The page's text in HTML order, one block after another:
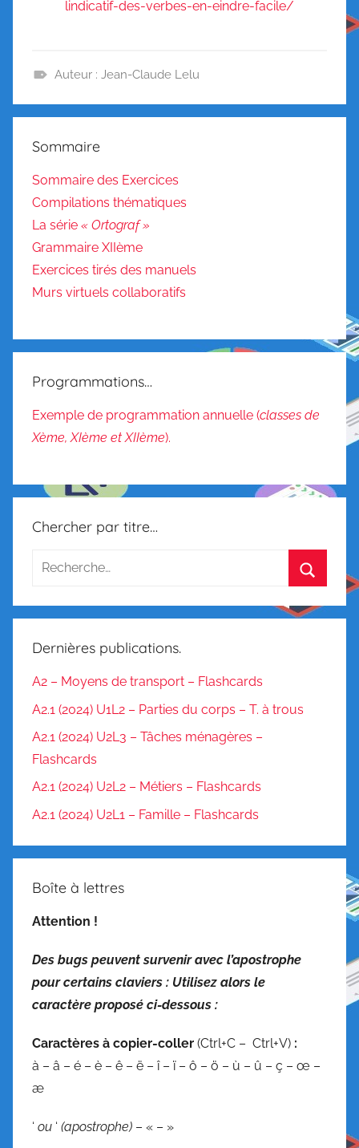
r
m
a
i
r
e
u
g
a
Auteur : Jean-Claude Lelu
Sommaire
Sommaire des Exercices
Compilations thématiques
La série « Ortograf »
Grammaire XIIème
Exercices tirés des manuels
Murs virtuels collaboratifs
Programmations…
Exemple de programmation annuelle (classes de
Xème, XIème et XIIème).
Chercher par titre…
Dernières publications.
A2 – Moyens de transport – Flashcards
A2.1 (2024) U1L2 – Parties du corps – T. à trous
A2.1 (2024) U2L3 – Tâches ménagères –
Flashcards
A2.1 (2024) U2L2 – Métiers – Flashcards
A2.1 (2024) U2L1 – Famille – Flashcards
Boîte à lettres
Attention !
Des bugs peuvent survenir avec l’apostrophe
pour certains claviers : Utilisez alors le
caractère proposé ci-dessous :
Caractères à copier-coller (Ctrl+C – Ctrl+V) :
à – â – é – è – ê – ë – î – ï – ô – ö – ù – û – ç – œ –
æ
‘ ou ‘ (apostrophe) – « – »